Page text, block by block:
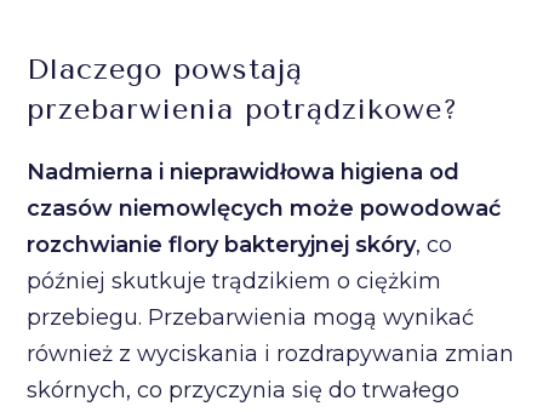
Dlaczego powstają
przebarwienia potrądzikowe?
Nadmierna i nieprawidłowa higiena od
czasów niemowlęcych może powodować
rozchwianie flory bakteryjnej skóry, co
później skutkuje trądzikiem o ciężkim
przebiegu. Przebarwienia mogą wynikać
również z wyciskania i rozdrapywania zmian
skórnych, co przyczynia się do trwałego